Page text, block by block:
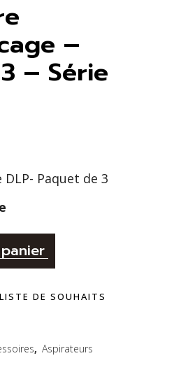
–
– Série
DLP- Paquet de 3
DE SOUHAITS
, Aspirateurs